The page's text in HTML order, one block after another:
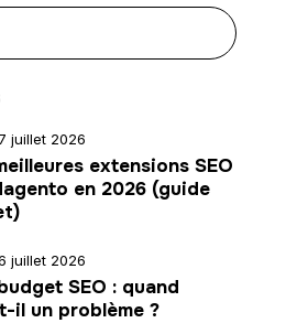
7 juillet 2026
extensions SEO
en 2026 (guide
juillet 2026
SEO : quand
il un problème ?